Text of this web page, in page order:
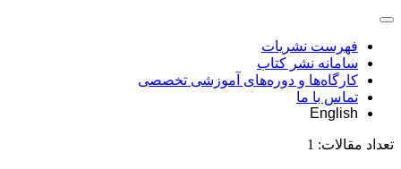
فهرست نشریات
سامانه نشر کتاب
کارگاه‌ها و دوره‌های آموزشی تخصصی
تماس با ما
English
تعداد مقالات: 1